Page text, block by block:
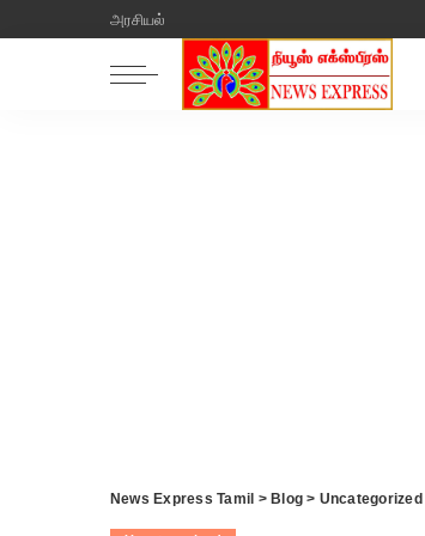
அரசியல்
News Express Tamil > Blog > Uncategorized